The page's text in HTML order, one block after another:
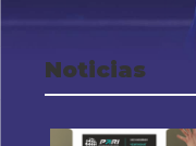
Noticias